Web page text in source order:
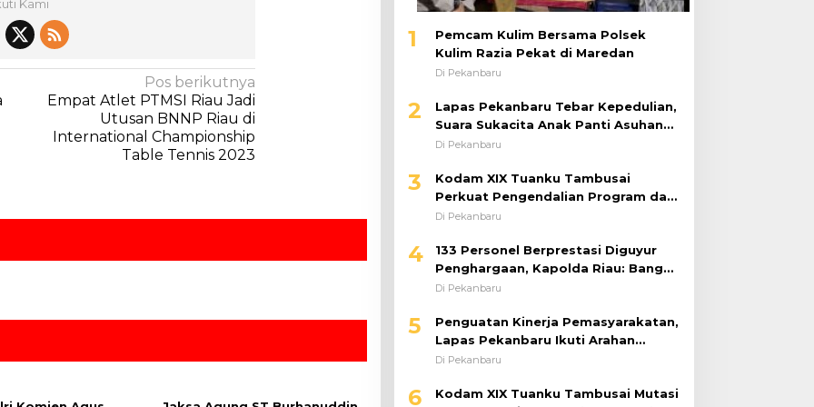
Kami
Pos berikutnya
Empat Atlet PTMSI Riau Jadi
Utusan BNNP Riau di
International Championship
Table Tennis 2023
1
Pemcam Kulim Bersama Polsek
Kulim Razia Pekat di Maredan
Di Pekanbaru
2
Lapas Pekanbaru Tebar Kepedulian,
Suara Sukacita Anak Panti Asuhan
Kemuliaan Iringi Bantuan Sosial
Di Pekanbaru
3
Kodam XIX Tuanku Tambusai
Perkuat Pengendalian Program dan
Implementasi Doktrin TNI AD
Di Pekanbaru
4
133 Personel Berprestasi Diguyur
Penghargaan, Kapolda Riau: Bangun
Kepercayaan Publik dengan Karya
Di Pekanbaru
5
Penguatan Kinerja Pemasyarakatan,
Lapas Pekanbaru Ikuti Arahan
Dirjenpas Secara Virtual
Di Pekanbaru
6
Kodam XIX Tuanku Tambusai Mutasi